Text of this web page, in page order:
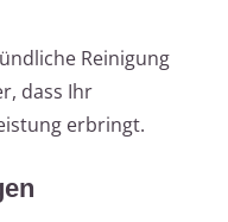
Reinigung
dass Ihr
erbringt.